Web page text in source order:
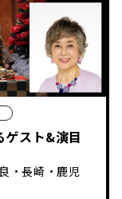
スト&演目
・長崎・鹿児